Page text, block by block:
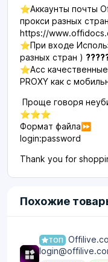
⭐️Аккаунты почты
прокси разных
https://
⭐️При входе
разных стран )
⭐️Асс
PROXY как с
Проще говоря
⭐️⭐️⭐️
Формат файла⏩
login:password
Thank you for
Похожие
ТОП